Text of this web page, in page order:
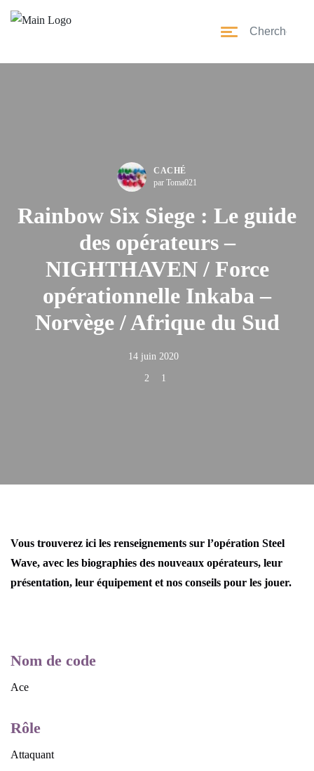
CACHÉ
par Toma021
Rainbow Six Siege : Le guide
des opérateurs –
NIGHTHAVEN / Force
opérationnelle Inkaba –
Norvège / Afrique du Sud
14 juin 2020
2 1
Vous trouverez ici les renseignements sur l’opération Steel
Wave, avec les biographies des nouveaux opérateurs, leur
présentation, leur équipement et nos conseils pour les jouer.
Nom de code
Ace
Rôle
Attaquant